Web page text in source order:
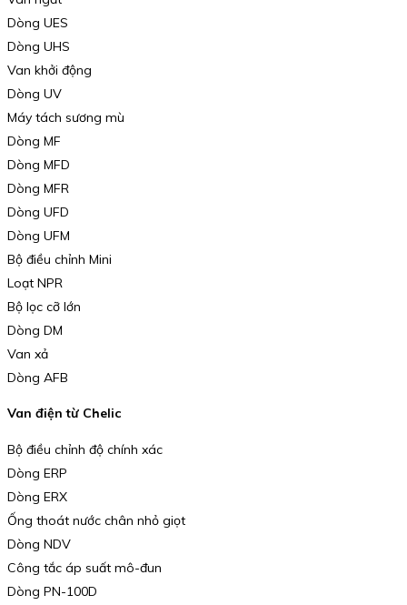
Dòng UES
Dòng UHS
Van khởi động
Dòng UV
Máy tách sương mù
Dòng MF
Dòng MFD
Dòng MFR
Dòng UFD
Dòng UFM
Bộ điều chỉnh Mini
Loạt NPR
Bộ lọc cỡ lớn
Dòng DM
Van xả
Dòng AFB
Van điện từ Chelic
Bộ điều chỉnh độ chính xác
Dòng ERP
Dòng ERX
Ống thoát nước chân nhỏ giọt
Dòng NDV
Công tắc áp suất mô-đun
Dòng PN-100D